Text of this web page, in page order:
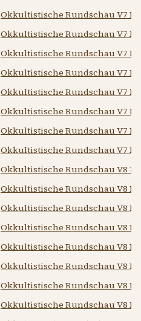
Okkultistische Rundschau V7
Okkultistische Rundschau V7 N5
Okkultistische Rundschau V7 N7
Okkultistische Rundschau V7
Okkultistische Rundschau V7 N9
Okkultistische Rundschau V7
Okkultistische Rundschau V7
Okkultistische Rundschau V7
Okkultistische Rundschau V8
Okkultistische Rundschau V8 N1
Okkultistische Rundschau V8 N2
Okkultistische Rundschau V8 N3
Okkultistische Rundschau V8
Okkultistische Rundschau V8 N5
Okkultistische Rundschau V8 N6
Okkultistische Rundschau V8 N7